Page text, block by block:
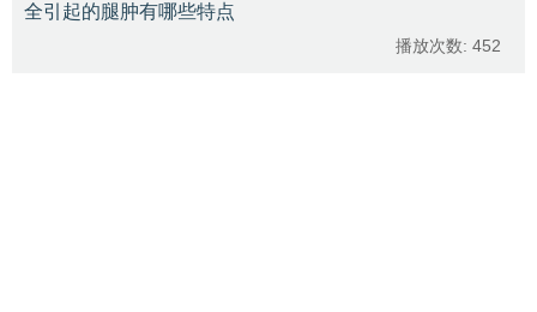
全引起的腿肿有哪些特点
播放次数: 452